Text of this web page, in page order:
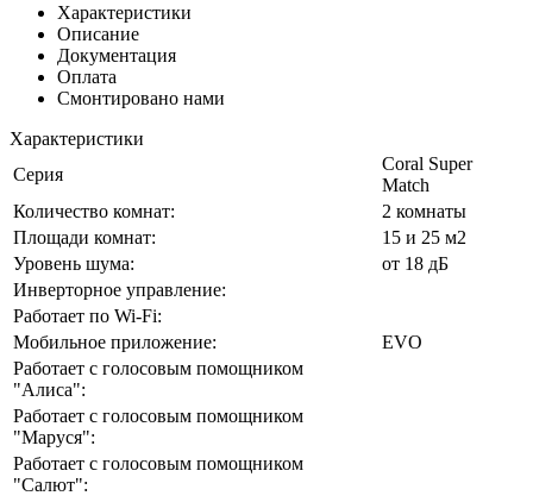
Характеристики
Описание
Документация
Оплата
Смонтировано нами
Характеристики
Серия
Coral Super
Match
Количество комнат:
2 комнаты
Площади комнат:
15 и 25 м2
Уровень шума:
от 18 дБ
Инверторное управление:
Работает по Wi-Fi:
Мобильное приложение:
EVO
Работает с голосовым помощником
"Алиса":
Работает с голосовым помощником
"Маруся":
Работает с голосовым помощником
"Салют":